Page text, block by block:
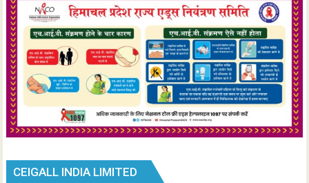
CEIGALL INDIA LIMITED